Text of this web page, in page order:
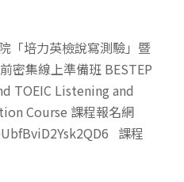
「培力英檢說寫測驗」暨
密集線上準備班 BESTEP
TOEIC Listening and
Course 課程報名網
課程